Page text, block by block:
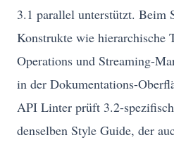
3.1 parallel unterstützt. Beim
Konstrukte wie hierarchische
Operations und Streaming-
in der Dokumentations-
API Linter prüft 3.2-
denselben Style Guide, der